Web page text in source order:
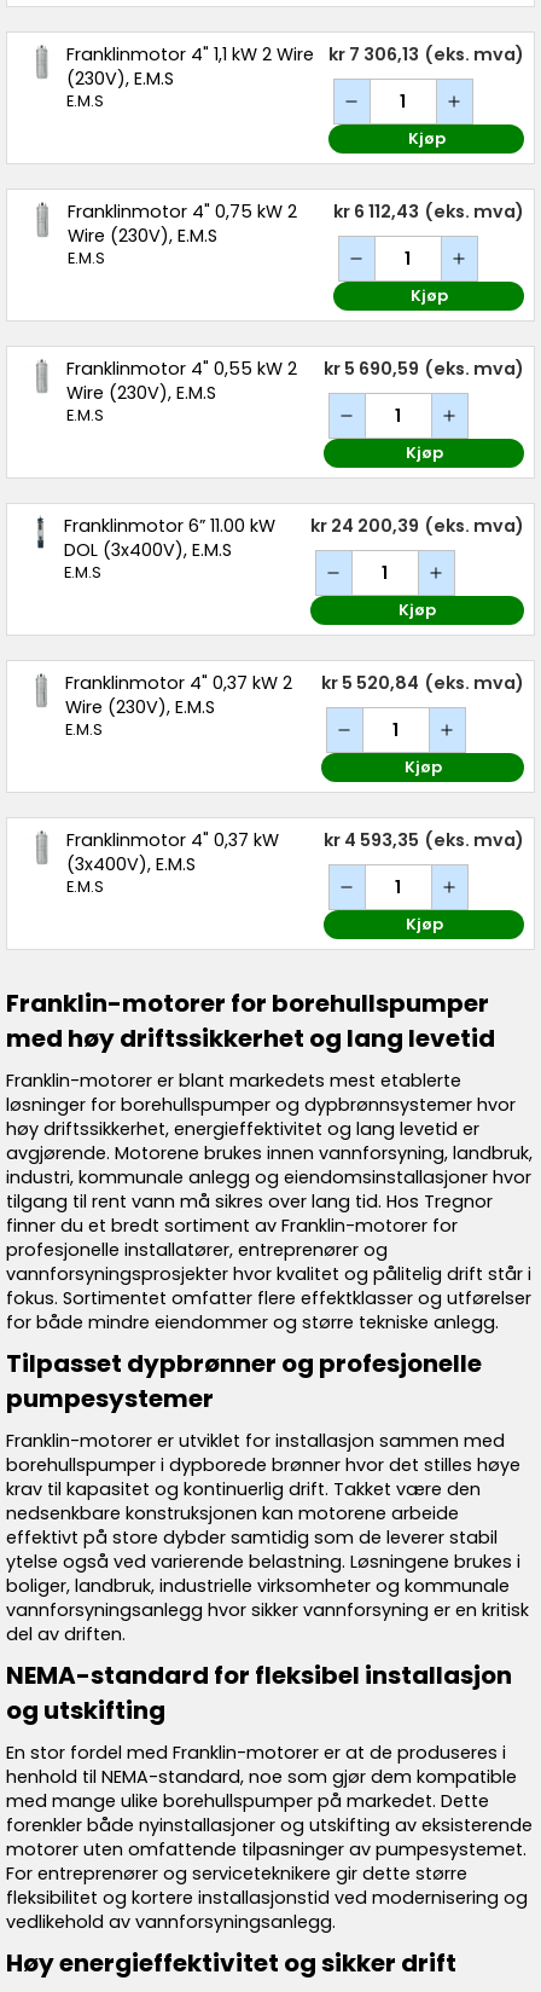
Franklinmotor 4" 1,1 kW 2 Wire
(230V), E.M.S
E.M.S
kr 7 306,13 (eks. mva)
Kjøp
Franklinmotor 4" 0,75 kW 2
Wire (230V), E.M.S
E.M.S
kr 6 112,43 (eks. mva)
Kjøp
Franklinmotor 4" 0,55 kW 2
Wire (230V), E.M.S
E.M.S
kr 5 690,59 (eks. mva)
Kjøp
Franklinmotor 6” 11.00 kW
DOL (3x400V), E.M.S
E.M.S
kr 24 200,39 (eks. mva)
Kjøp
Franklinmotor 4" 0,37 kW 2
Wire (230V), E.M.S
E.M.S
kr 5 520,84 (eks. mva)
Kjøp
Franklinmotor 4" 0,37 kW
(3x400V), E.M.S
E.M.S
kr 4 593,35 (eks. mva)
Kjøp
Franklin-motorer for borehullspumper
med høy driftssikkerhet og lang levetid
Franklin-motorer er blant markedets mest etablerte
løsninger for borehullspumper og dypbrønnsystemer hvor
høy driftssikkerhet, energieffektivitet og lang levetid er
avgjørende. Motorene brukes innen vannforsyning, landbruk,
industri, kommunale anlegg og eiendomsinstallasjoner hvor
tilgang til rent vann må sikres over lang tid. Hos Tregnor
finner du et bredt sortiment av Franklin-motorer for
profesjonelle installatører, entreprenører og
vannforsyningsprosjekter hvor kvalitet og pålitelig drift står i
fokus. Sortimentet omfatter flere effektklasser og utførelser
for både mindre eiendommer og større tekniske anlegg.
Tilpasset dypbrønner og profesjonelle
pumpesystemer
Franklin-motorer er utviklet for installasjon sammen med
borehullspumper i dypborede brønner hvor det stilles høye
krav til kapasitet og kontinuerlig drift. Takket være den
nedsenkbare konstruksjonen kan motorene arbeide
effektivt på store dybder samtidig som de leverer stabil
ytelse også ved varierende belastning. Løsningene brukes i
boliger, landbruk, industrielle virksomheter og kommunale
vannforsyningsanlegg hvor sikker vannforsyning er en kritisk
del av driften.
NEMA-standard for fleksibel installasjon
og utskifting
En stor fordel med Franklin-motorer er at de produseres i
henhold til NEMA-standard, noe som gjør dem kompatible
med mange ulike borehullspumper på markedet. Dette
forenkler både nyinstallasjoner og utskifting av eksisterende
motorer uten omfattende tilpasninger av pumpesystemet.
For entreprenører og serviceteknikere gir dette større
fleksibilitet og kortere installasjonstid ved modernisering og
vedlikehold av vannforsyningsanlegg.
Høy energieffektivitet og sikker drift